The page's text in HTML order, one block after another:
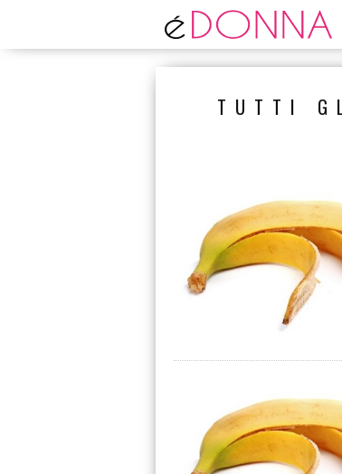
TUTTI